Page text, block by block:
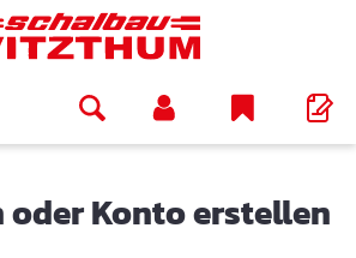
Konto erstellen